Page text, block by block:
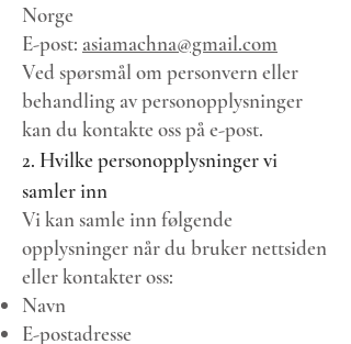
Norge
E-post: asiamachna@gmail.com
Ved spørsmål om personvern eller
behandling av personopplysninger
kan du kontakte oss på e-post.
2. Hvilke personopplysninger vi
samler inn
Vi kan samle inn følgende
opplysninger når du bruker nettsiden
eller kontakter oss:
Navn
E-postadresse